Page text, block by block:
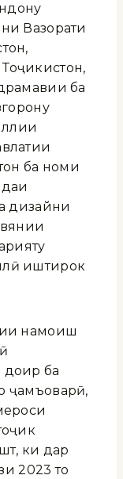
Вазорати
ба
ба номи
дизайни
иштирок
намоиш
ба
ҷамъоварӣ,
ки дар
2023 то